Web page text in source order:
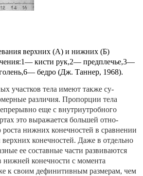
верхних (А) и нижних (Б)
1— кисти рук,2— предплечье,3—
6— бедро (Дж. Таннер, 1968).
участков тела имеют также су­
различия. Пропорции тела
еще с внутриутробного
это выражается большей отно­
роста нижних конечностей в срав­нении
конечностей. Даже в отдельно
ее составные части развиваются
нижней конечности с момента
к своим дефинитивным размерам, чем